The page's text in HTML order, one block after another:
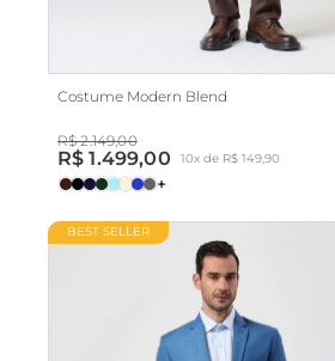
Costume Modern Blend
R$ 2.149,00
R$ 1.499,00 10x de R$ 149,90
+
BEST SELLER